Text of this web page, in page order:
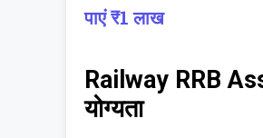
पाएं ₹1 लाख
Railway RRB
योग्यता